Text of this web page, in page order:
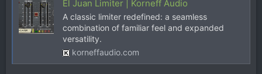
El Juan Limiter | Korneff Audio
A classic limiter redefined: a seamless
combination of familiar feel and expanded
versatility.
korneffaudio.com